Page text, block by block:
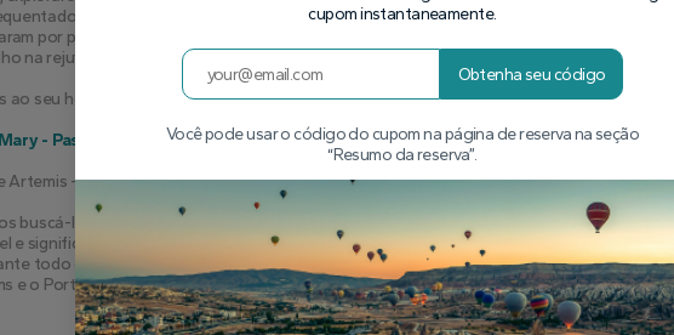
por pessoas que procuram alívio de doenças e aposentadoria, e
por passar seus dias finais. Como um respite agradável, você pode passear ao
na rejuvenescendo Piscina Cleopatra (opcional).
seu hotel em Kusadasi, onde passará a noite.
- Passeio pelo Templo Artemis & Cappadocia Chegada
Artemis - A Casa da Virgem Maria
buscá-lo e embarcar em uma viagem para Éfeso, a antiga cidade grega
e significado histórico. Rodeado por vegetação exuberante, Ephesus oferece um
todo o dia, exploraremos magníficos locais como o Templo Adriano, a
e o Porto Velho, cada um oferecendo uma perspectiva única sobre a rica herança
cupom instantaneamente.
Obtenha seu código
Você pode usar o código do cupom na página de reserva na seção
“Resumo da reserva”.